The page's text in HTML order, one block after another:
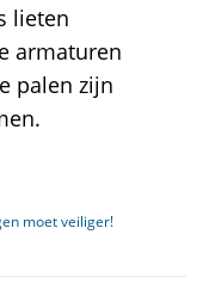
lieten
armaturen
palen zijn
moet veiliger!